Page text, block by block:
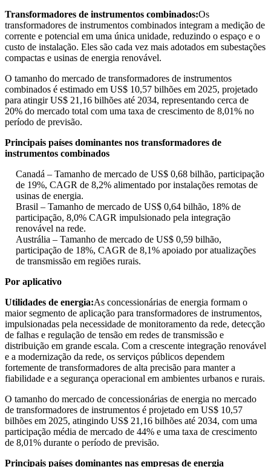
Transformadores de instrumentos combinados:Os
transformadores de instrumentos combinados integram a medição de
corrente e potencial em uma única unidade, reduzindo o espaço e o
custo de instalação. Eles são cada vez mais adotados em subestações
compactas e usinas de energia renovável.
O tamanho do mercado de transformadores de instrumentos
combinados é estimado em US$ 10,57 bilhões em 2025, projetado
para atingir US$ 21,16 bilhões até 2034, representando cerca de
20% do mercado total com uma taxa de crescimento de 8,01% no
período de previsão.
Principais países dominantes nos transformadores de
instrumentos combinados
Canadá – Tamanho de mercado de US$ 0,68 bilhão, participação
de 19%, CAGR de 8,2% alimentado por instalações remotas de
usinas de energia.
Brasil – Tamanho de mercado de US$ 0,64 bilhão, 18% de
participação, 8,0% CAGR impulsionado pela integração
renovável na rede.
Austrália – Tamanho de mercado de US$ 0,59 bilhão,
participação de 18%, CAGR de 8,1% apoiado por atualizações
de transmissão em regiões rurais.
Por aplicativo
Utilidades de energia:As concessionárias de energia formam o
maior segmento de aplicação para transformadores de instrumentos,
impulsionadas pela necessidade de monitoramento da rede, detecção
de falhas e regulação de tensão em redes de transmissão e
distribuição em grande escala. Com a crescente integração renovável
e a modernização da rede, os serviços públicos dependem
fortemente de transformadores de alta precisão para manter a
fiabilidade e a segurança operacional em ambientes urbanos e rurais.
O tamanho do mercado de concessionárias de energia no mercado
de transformadores de instrumentos é projetado em US$ 10,57
bilhões em 2025, atingindo US$ 21,16 bilhões até 2034, com uma
participação média de mercado de 44% e uma taxa de crescimento
de 8,01% durante o período de previsão.
Principais países dominantes nas empresas de energia